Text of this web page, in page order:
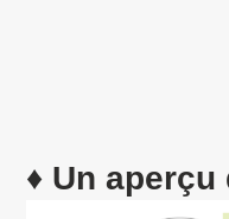
♦ Un aperçu